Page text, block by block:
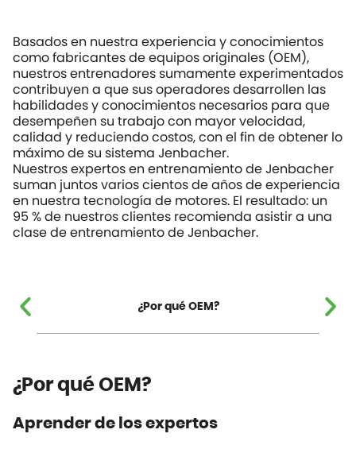
Basados en nuestra experiencia y conocimientos
como fabricantes de equipos originales (OEM),
nuestros entrenadores sumamente experimentados
contribuyen a que sus operadores desarrollen las
habilidades y conocimientos necesarios para que
desempeñen su trabajo con mayor velocidad,
calidad y reduciendo costos, con el fin de obtener lo
máximo de su sistema Jenbacher.
Nuestros expertos en entrenamiento de Jenbacher
suman juntos varios cientos de años de experiencia
en nuestra tecnología de motores. El resultado: un
95 % de nuestros clientes recomienda asistir a una
clase de entrenamiento de Jenbacher.
¿Por qué OEM?
¿Por qué OEM?
Aprender de los expertos